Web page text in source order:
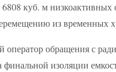
куб. м
из
обращения с
изоляции